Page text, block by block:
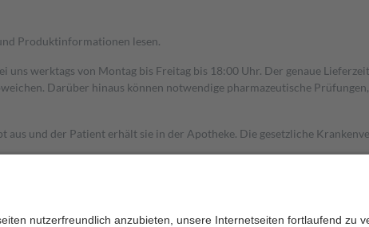
Produktinformationen lesen.
werktags von Montag bis Freitag bis 18:00 Uhr. Der genaue
Darüber hinaus können notwendige pharmazeutische
und der Patient erhält sie in der Apotheke. Die gesetzliche
Prozent der Kosten sowie zehn Euro je Verordnung.